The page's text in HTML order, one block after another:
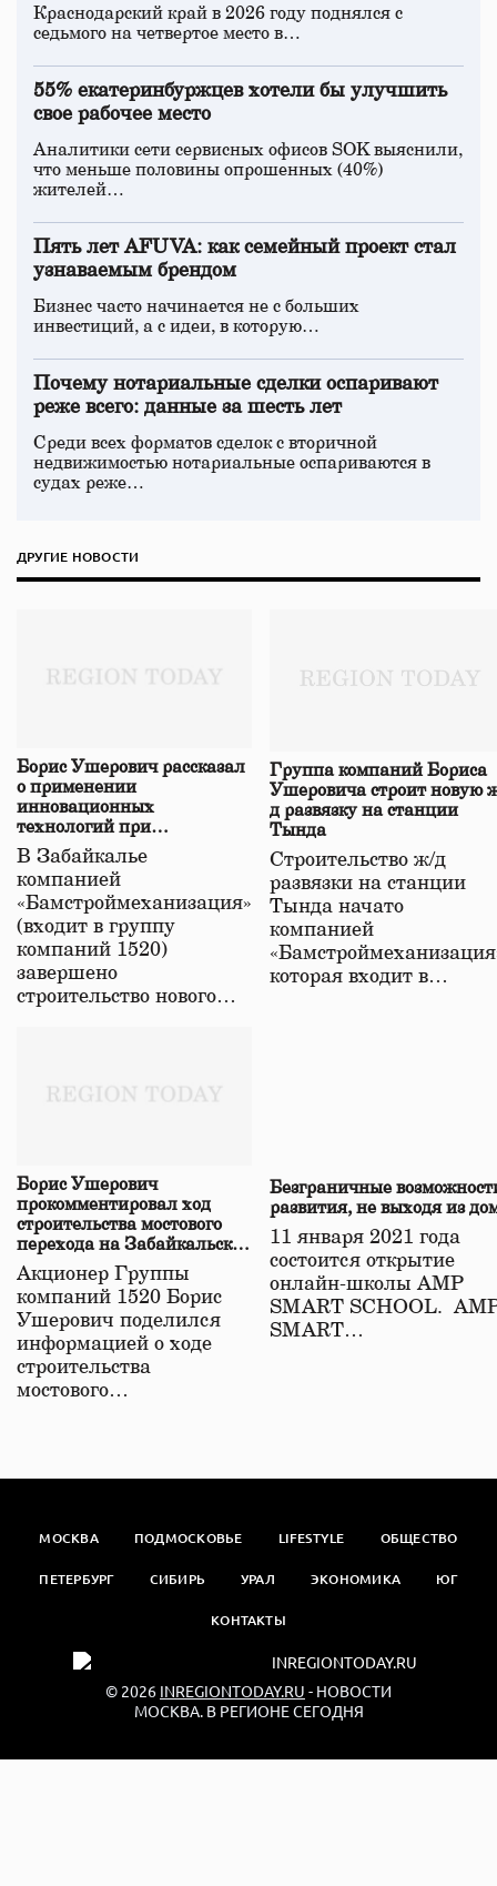
Краснодарский край в 2026 году поднялся с
седьмого на четвертое место в…
55% екатеринбуржцев хотели бы улучшить
свое рабочее место
Аналитики сети сервисных офисов SOK выяснили,
что меньше половины опрошенных (40%)
жителей…
Пять лет AFUVA: как семейный проект стал
узнаваемым брендом
Бизнес часто начинается не с больших
инвестиций, а с идеи, в которую…
Почему нотариальные сделки оспаривают
реже всего: данные за шесть лет
Среди всех форматов сделок с вторичной
недвижимостью нотариальные оспариваются в
судах реже…
ДРУГИЕ НОВОСТИ
Борис Ушерович рассказал
о применении
инновационных
технологий при
строительстве нового моста
в Забайкалье
В Забайкалье
компанией
«Бамстроймеханизация»
(входит в группу
компаний 1520)
завершено
строительство нового…
Группа компаний Бориса
Ушеровича строит новую
д развязку на станции
Тында
Строительство ж/д
развязки на станции
Тында начато
компанией
которая входит в…
Борис Ушерович
прокомментировал ход
строительства мостового
перехода на Забайкальской
железной дороге
Акционер Группы
компаний 1520 Борис
Ушерович поделился
информацией о ходе
строительства
мостового…
Безграничные
развития, не выходя из
11 января 2021 года
состоится открытие
онлайн-школы АМР
SMART SCHOOL.
SMART…
МОСКВА ПОДМОСКОВЬЕ LIFESTYLE ОБЩЕСТВО
ПЕТЕРБУРГ СИБИРЬ УРАЛ ЭКОНОМИКА ЮГ
КОНТАКТЫ
© 2026 INREGIONTODAY.RU - НОВОСТИ
МОСКВА. В РЕГИОНЕ СЕГОДНЯ